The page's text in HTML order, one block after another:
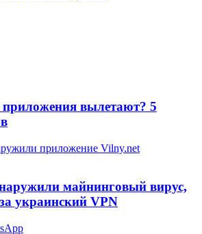
приложения вылетают? 5
майнинговый вирус,
украинский VPN